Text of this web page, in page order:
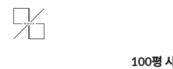
content
사무실인테리어 디자인 공사 비용견적 플랫폼
사무실인테리어 916
100평